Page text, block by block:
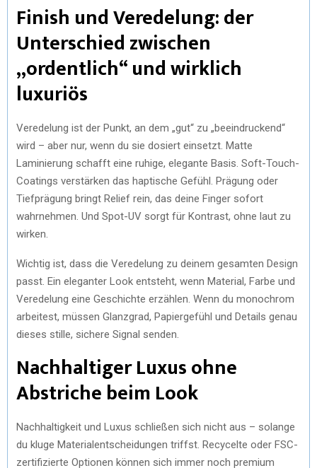
Finish und Veredelung: der
Unterschied zwischen
„ordentlich“ und wirklich
luxuriös
Veredelung ist der Punkt, an dem „gut“ zu „beeindruckend“
wird – aber nur, wenn du sie dosiert einsetzt. Matte
Laminierung schafft eine ruhige, elegante Basis. Soft-Touch-
Coatings verstärken das haptische Gefühl. Prägung oder
Tiefprägung bringt Relief rein, das deine Finger sofort
wahrnehmen. Und Spot-UV sorgt für Kontrast, ohne laut zu
wirken.
Wichtig ist, dass die Veredelung zu deinem gesamten Design
passt. Ein eleganter Look entsteht, wenn Material, Farbe und
Veredelung eine Geschichte erzählen. Wenn du monochrom
arbeitest, müssen Glanzgrad, Papiergefühl und Details genau
dieses stille, sichere Signal senden.
Nachhaltiger Luxus ohne
Abstriche beim Look
Nachhaltigkeit und Luxus schließen sich nicht aus – solange
du kluge Materialentscheidungen triffst. Recycelte oder FSC-
zertifizierte Optionen können sich immer noch premium